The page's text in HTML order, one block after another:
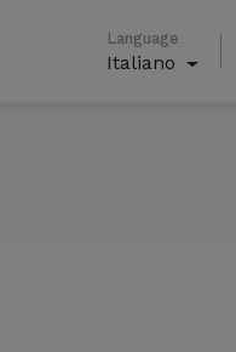
Language
Italiano